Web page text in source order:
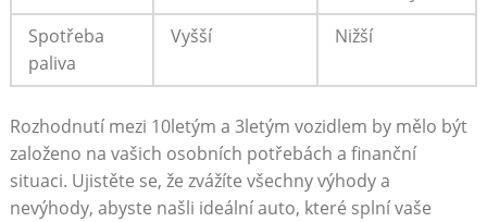
Spotřeba
paliva
Vyšší Nižší
Rozhodnutí ⁣mezi 10letým a 3letým vozidlem by ⁤mělo být
založeno na⁣ vašich⁢ osobních potřebách‌ a finanční⁢
situaci. Ujistěte se, že ⁤zvážíte ​všechny výhody a
nevýhody, abyste našli ideální auto, které splní vaše